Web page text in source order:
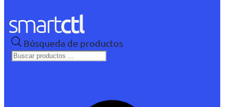
Búsqueda de productos